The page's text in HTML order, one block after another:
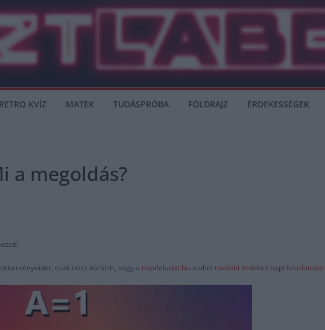
RETRO KVÍZ MATEK TUDÁSPRÓBA FÖLDRAJZ ÉRDEKESSÉGEK
a megoldás?
csak nézz körül itt, vagy a napifeladat.hu-n ahol további érdekes napi feladatokat